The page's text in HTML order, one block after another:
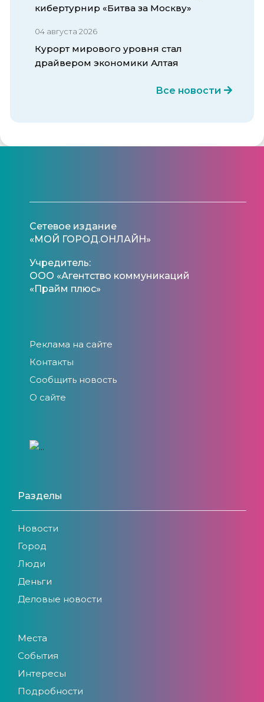
кибертурнир «Битва за Москву»
04 августа 2026
Курорт мирового уровня стал
драйвером экономики Алтая
Все новости
Сетевое издание
«МОЙ ГОРОД.ОНЛАЙН»
Учредитель:
ООО «Агентство коммуникаций
«Прайм плюс»
Реклама на сайте
Контакты
Сообщить новость
О сайте
Разделы
Новости
Город
Люди
Деньги
Деловые новости
Места
События
Интересы
Подробности